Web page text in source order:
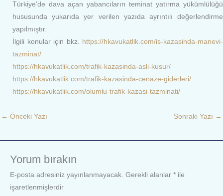
Türkiye’de dava açan yabancıların teminat yatırma yükümlülüğü
hususunda yukarıda yer verilen yazıda ayrıntılı değerlendirme
yapılmıştır.
İlgili konular için bkz. https://hkavukatlik.com/is-kazasinda-manevi-
tazminat/
https://hkavukatlik.com/trafik-kazasinda-asli-kusur/
https://hkavukatlik.com/trafik-kazasinda-cenaze-giderleri/
https://hkavukatlik.com/olumlu-trafik-kazasi-tazminati/
← Önceki Yazı Sonraki Yazı →
Yorum bırakın
E-posta adresiniz yayınlanmayacak. Gerekli alanlar * ile
işaretlenmişlerdir